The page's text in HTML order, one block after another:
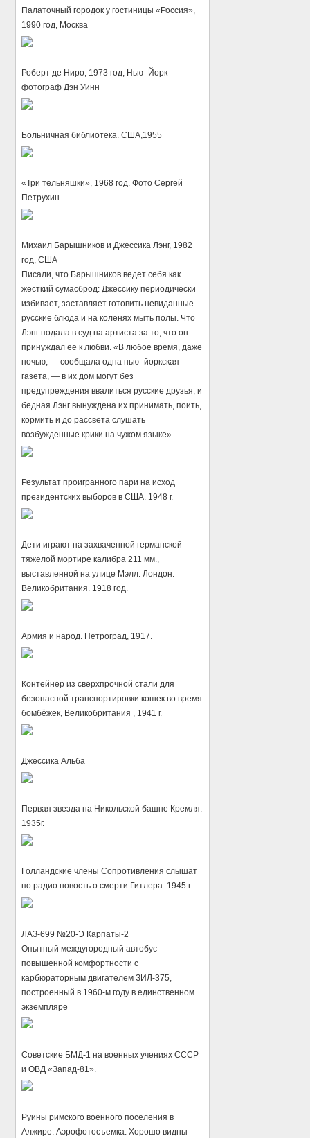
Палаточный городок у гостиницы «Россия»,
1990 год, Москва
Роберт де Ниро, 1973 год, Нью–Йорк
фотограф Дэн Уинн
Больничная библиотека. США,1955
«Три тельняшки», 1968 год. Фото Сергей
Петрухин
Михаил Барышников и Джессика Лэнг, 1982
год, США
Писали, что Барышников ведет себя как
жесткий сумасброд: Джессику периодически
избивает, заставляет готовить невиданные
русские блюда и на коленях мыть полы. Что
Лэнг подала в суд на артиста за то, что он
принуждал ее к любви. «В любое время, даже
ночью, — сообщала одна нью–йоркская
газета, — в их дом могут без
предупреждения ввалиться русские друзья, и
бедная Лэнг вынуждена их принимать, поить,
кормить и до рассвета слушать
возбужденные крики на чужом языке».
Результат проигранного пари на исход
президентских выборов в США. 1948 г.
Дети играют на захваченной германской
тяжелой мортире калибра 211 мм.,
выставленной на улице Мэлл. Лондон.
Великобритания. 1918 год.
Армия и народ. Петроград, 1917.
Контейнер из сверхпрочной стали для
безопасной транспортировки кошек во время
бомбёжек, Великобритания , 1941 г.
Джессика Альба
Первая звезда на Никольской башне Кремля.
1935г.
Голландские члены Сопротивления слышат
по радио новость о смерти Гитлера. 1945 г.
ЛАЗ-699 №20-Э Карпаты-2
Опытный междугородный автобус
повышенной комфортности с
карбюраторным двигателем ЗИЛ-375,
построенный в 1960-м году в единственном
экземпляре
Советские БМД-1 на военных учениях СССР
и ОВД «Запад-81».
Руины римского военного поселения в
Алжире. Аэрофотосъемка. Хорошо видны